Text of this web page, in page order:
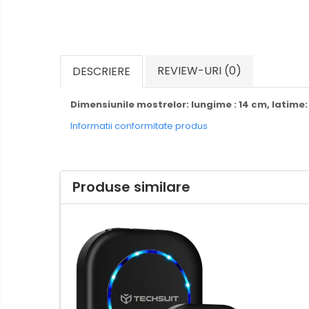
DESCRIERE REVIEW-URI (0)
Dimensiunile mostrelor: lungime : 14 cm, latime:
Informatii conformitate produs
Produse similare